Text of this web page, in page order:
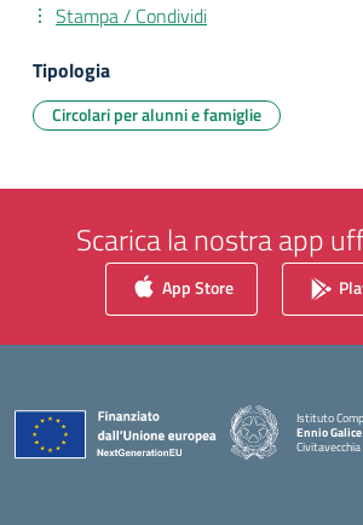
Stampa / Condividi
Tipologia
Circolari per alunni e famiglie
Scarica la nostra app
App Store
Istituto
Ennio Galice
Civitavecchia